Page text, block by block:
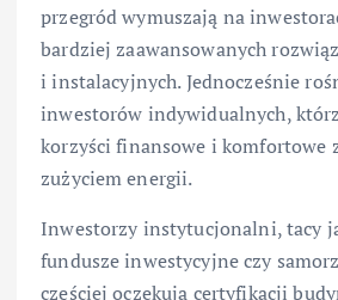
przegród wymuszają na
bardziej zaawansowanych
i instalacyjnych. Jednocześnie
inwestorów indywidualnych,
korzyści finansowe i komfortowe
zużyciem energii.
Inwestorzy instytucjonalni, tacy
fundusze inwestycyjne czy
częściej oczekują certyfikacji